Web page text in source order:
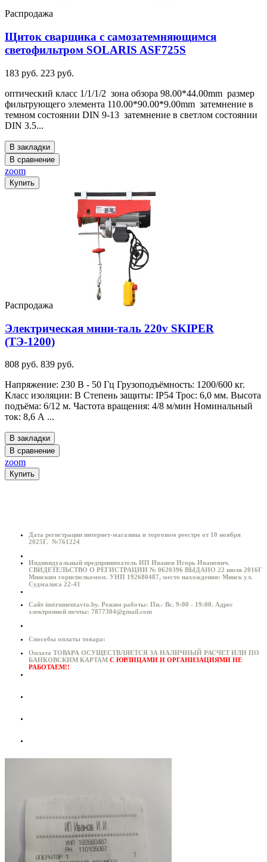
Распродажа
Щиток сварщика с самозатемняющимся
светофильтром SOLARIS ASF725S
183 руб. 223 руб.
оптический класс 1/1/1/2 зона обзора 98.00*44.00mm размер
фильтрующего элемента 110.00*90.00*9.00mm затемнение в
темном состоянии DIN 9-13 затемнение в светлом состоянии
DIN 3.5...
В закладки
В сравнение
zoom
Купить
Распродажа
Электрическая мини-таль 220v SKIPER
(ТЭ-1200)
808 руб. 839 руб.
Напряжение: 230 В - 50 Гц Грузоподъёмность: 1200/600 кг.
Класс изоляции: B Степень защиты: IP54 Трос: 6,0 мм. Высота
подъёма: 6/12 м. Частота вращения: 4/8 м/мин Номинальный
ток: 8,6 А ...
В закладки
В сравнение
zoom
Купить
Дата регистрации интернет-магазина в торговом реестре от 10 ноября
2025Г. №761224
Индивидуальный предприниматель ИП Иванов Игорь Иванович.
СВИДЕТЕЛЬСТВО О РЕГИСТРАЦИИ № 0620396 ВЫДАНО 22 июля 2016Г
Минским горисполкомом. УНП 192680487, место нахождения: Минск ул.
Судмалиса 22-41
Сайт instrumentavto.by. Режим работы: Пн.- Вс. 9:00 - 19:00. Адрес
электронной почты: 7877304@gmail.com
Способы оплаты товара:
Оплата ТОВАРА ОСУЩЕСТВЛЯЕТСЯ ЗА НАЛИЧНЫЙ РАСЧЕТ ИЛИ ПО
БАНКОВСКИМ КАРТАМ С ЮРЛИЦАМИ И ОРГАНИЗАЦИЯМИ НЕ
РАБОТАЕМ!!